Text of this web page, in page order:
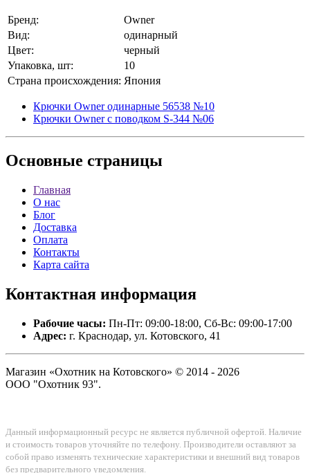
Бренд:
Owner
Вид:
одинарный
Цвет:
черный
Упаковка, шт:
10
Страна происхождения: Япония
Крючки Owner одинарные 56538 №10
Крючки Owner с поводком S-344 №06
Основные страницы
Главная
О нас
Блог
Доставка
Оплата
Контакты
Карта сайта
Контактная информация
Рабочие часы: Пн-Пт: 09:00-18:00, Сб-Вс: 09:00-17:00
Адрес: г. Краснодар, ул. Котовского, 41
Магазин «Охотник на Котовского» © 2014 - 2026
ООО "Охотник 93".
Данный информационный ресурс не является публичной офертой. Наличие
и стоимость товаров уточняйте по телефону. Производители оставляют за
собой право изменять технические характеристики и внешний вид товаров
без предварительного уведомления.